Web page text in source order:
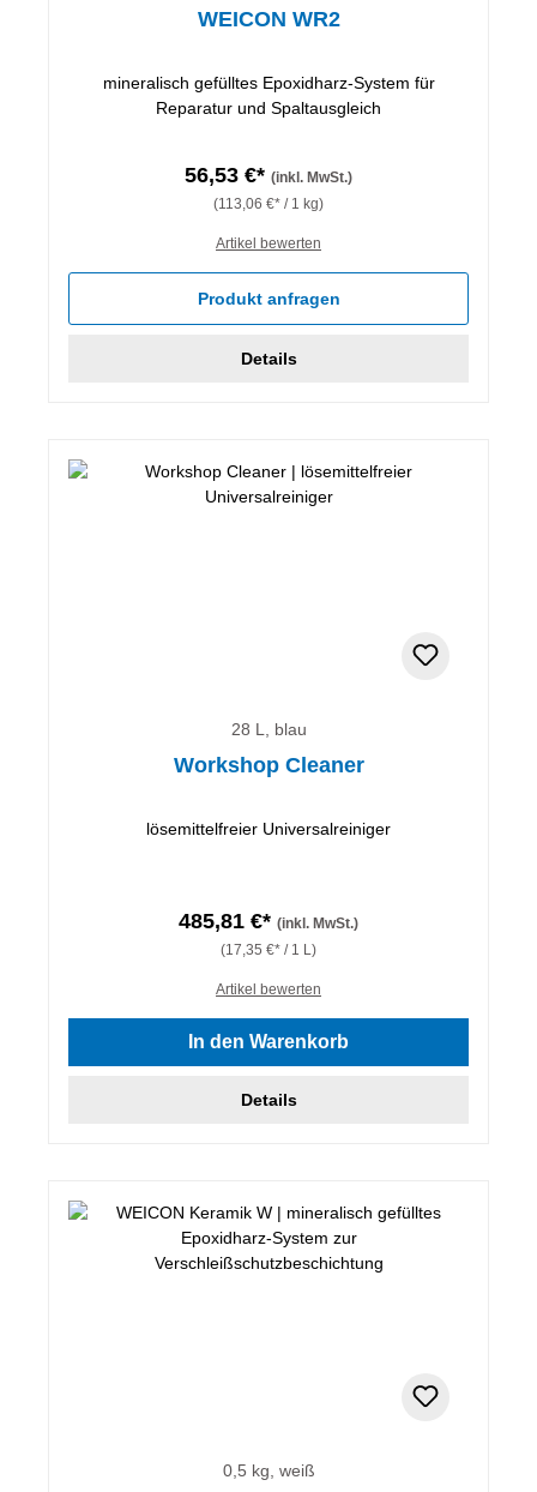
WEICON WR2
mineralisch gefülltes Epoxidharz-System für
Reparatur und Spaltausgleich
56,53 €* (inkl. MwSt.)
(113,06 €* / 1 kg)
Artikel bewerten
Produkt anfragen
Details
28 L, blau
Workshop Cleaner
lösemittelfreier Universalreiniger
485,81 €* (inkl. MwSt.)
(17,35 €* / 1 L)
Artikel bewerten
In den Warenkorb
Details
0,5 kg, weiß